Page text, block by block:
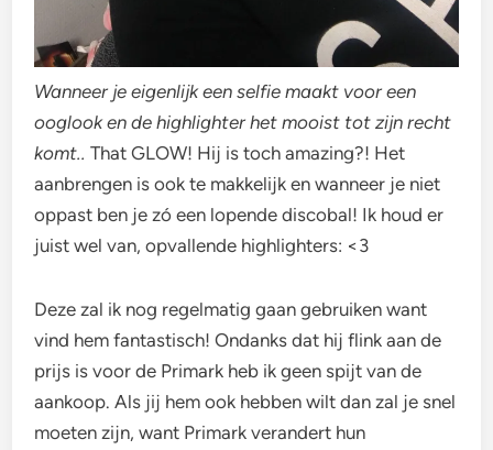
Wanneer je eigenlijk een selfie maakt voor een
ooglook en de highlighter het mooist tot zijn recht
komt..That GLOW! Hij is toch amazing?! Het
aanbrengen is ook te makkelijk en wanneer je niet
oppast ben je zó een lopende discobal! Ik houd er
juist wel van, opvallende highlighters: <3
Deze zal ik nog regelmatig gaan gebruiken want
vind hem fantastisch! Ondanks dat hij flink aan de
prijs is voor de Primark heb ik geen spijt van de
aankoop. Als jij hem ook hebben wilt dan zal je snel
moeten zijn, want Primark verandert hun